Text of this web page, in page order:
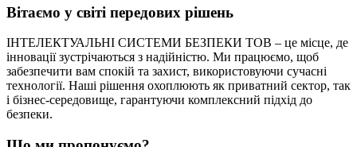
Вітаємо у світі передових рішень
ІНТЕЛЕКТУАЛЬНІ СИСТЕМИ БЕЗПЕКИ ТОВ – це місце, де
інновації зустрічаються з надійністю. Ми працюємо, щоб
забезпечити вам спокій та захист, використовуючи сучасні
технології. Наші рішення охоплюють як приватний сектор, так
і бізнес-середовище, гарантуючи комплексний підхід до
безпеки.